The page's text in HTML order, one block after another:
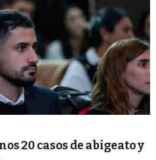
20 casos de abigeato y